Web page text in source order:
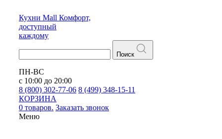
Кухни Mall Комфорт,
доступный
каждому
Поиск
ПН-ВС
с 10:00 до 20:00
8 (800) 302-77-06 8 (499) 348-15-11
КОРЗИНА
0 товаров. Заказать звонок
Меню